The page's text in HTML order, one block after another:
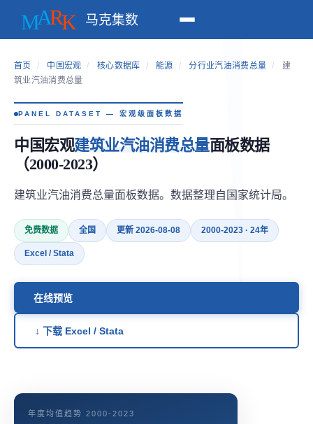
马克集数
首页 / 中国宏观 / 核心数据库 / 能源 / 分行业汽油消费总量 /
建
筑业汽油消费总量
PANEL DATASET — 宏观级面板数据
中国宏观建筑业汽油消费总量面板数据
（2000-2023）
建筑业汽油消费总量面板数据。数据整理自国家统计局。
免费数据 全国 更新 2026-08-08 2000-2023 · 24年
Excel / Stata
在线预览
↓ 下载 Excel / Stata
年度均值趋势 2000-2023